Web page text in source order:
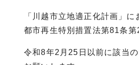
「川越市立地適正化計画」
都市再生特別措置法第81条
令和8年2月25日以前に該当